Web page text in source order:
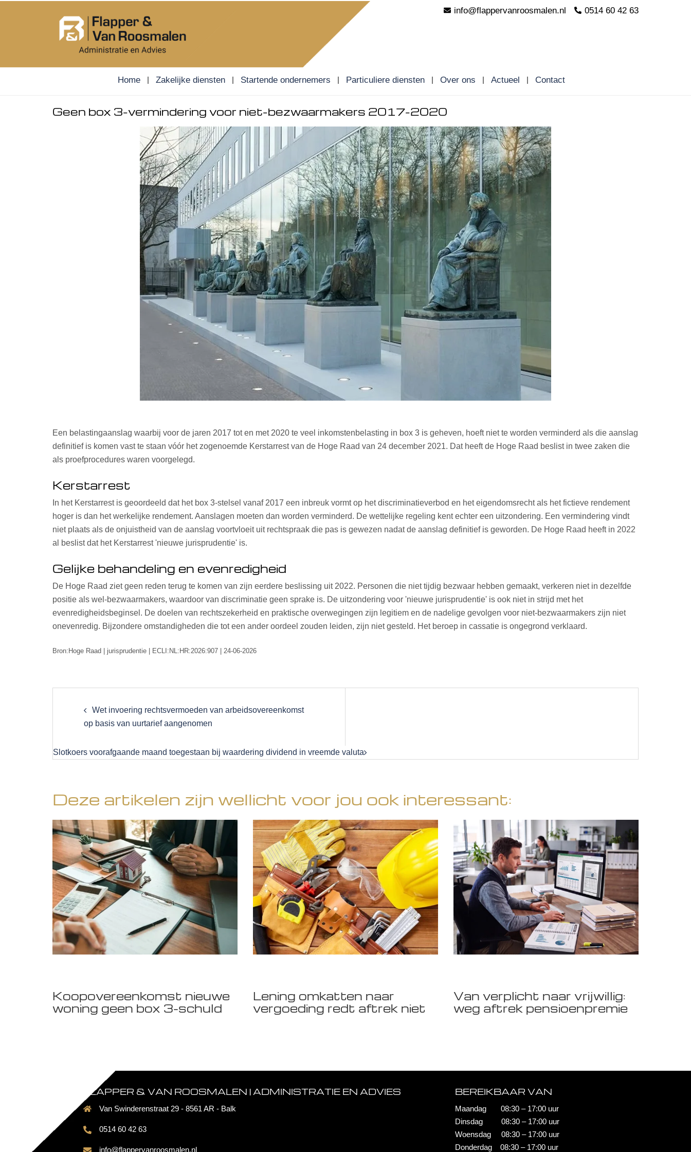
info@flappervanroosmalen.nl 0514 60 42 63
Home Zakelijke diensten Startende ondernemers Particuliere diensten Over ons Actueel Contact
Geen box 3-vermindering voor niet-bezwaarmakers 2017-2020
Een belastingaanslag waarbij voor de jaren 2017 tot en met 2020 te veel inkomstenbelasting in box 3 is geheven, hoeft niet te worden verminderd als die aanslag
definitief is komen vast te staan vóór het zogenoemde Kerstarrest van de Hoge Raad van 24 december 2021. Dat heeft de Hoge Raad beslist in twee zaken die
als proefprocedures waren voorgelegd.
Kerstarrest
In het Kerstarrest is geoordeeld dat het box 3-stelsel vanaf 2017 een inbreuk vormt op het discriminatieverbod en het eigendomsrecht als het fictieve rendement
hoger is dan het werkelijke rendement. Aanslagen moeten dan worden verminderd. De wettelijke regeling kent echter een uitzondering. Een vermindering vindt
niet plaats als de onjuistheid van de aanslag voortvloeit uit rechtspraak die pas is gewezen nadat de aanslag definitief is geworden. De Hoge Raad heeft in 2022
al beslist dat het Kerstarrest 'nieuwe jurisprudentie' is.
Gelijke behandeling en evenredigheid
De Hoge Raad ziet geen reden terug te komen van zijn eerdere beslissing uit 2022. Personen die niet tijdig bezwaar hebben gemaakt, verkeren niet in dezelfde
positie als wel-bezwaarmakers, waardoor van discriminatie geen sprake is. De uitzondering voor 'nieuwe jurisprudentie' is ook niet in strijd met het
evenredigheidsbeginsel. De doelen van rechtszekerheid en praktische overwegingen zijn legitiem en de nadelige gevolgen voor niet-bezwaarmakers zijn niet
onevenredig. Bijzondere omstandigheden die tot een ander oordeel zouden leiden, zijn niet gesteld. Het beroep in cassatie is ongegrond verklaard.
Bron:Hoge Raad | jurisprudentie | ECLI:NL:HR:2026:907 | 24-06-2026
navigation
Wet invoering rechtsvermoeden van arbeidsovereenkomst
op basis van uurtarief aangenomen
Slotkoers voorafgaande maand toegestaan bij waardering dividend in vreemde valuta
Deze artikelen zijn wellicht voor jou ook interessant:
Koopovereenkomst nieuwe
woning geen box 3-schuld
Lening omkatten naar
vergoeding redt aftrek niet
Van verplicht naar vrijwillig:
weg aftrek pensioenpremie
FLAPPER & VAN ROOSMALEN | ADMINISTRATIE EN ADVIES
Van Swinderenstraat 29 - 8561 AR - Balk
0514 60 42 63
info@flappervanroosmalen.nl
BEREIKBAAR VAN
Maandag 08:30 – 17:00 uur
Dinsdag 08:30 – 17:00 uur
Woensdag 08:30 – 17:00 uur
Donderdag 08:30 – 17:00 uur